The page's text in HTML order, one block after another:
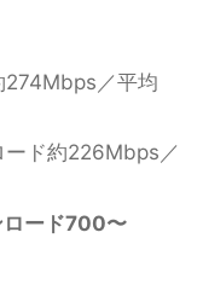
274Mbps／平均
ード約226Mbps／
ロード700〜